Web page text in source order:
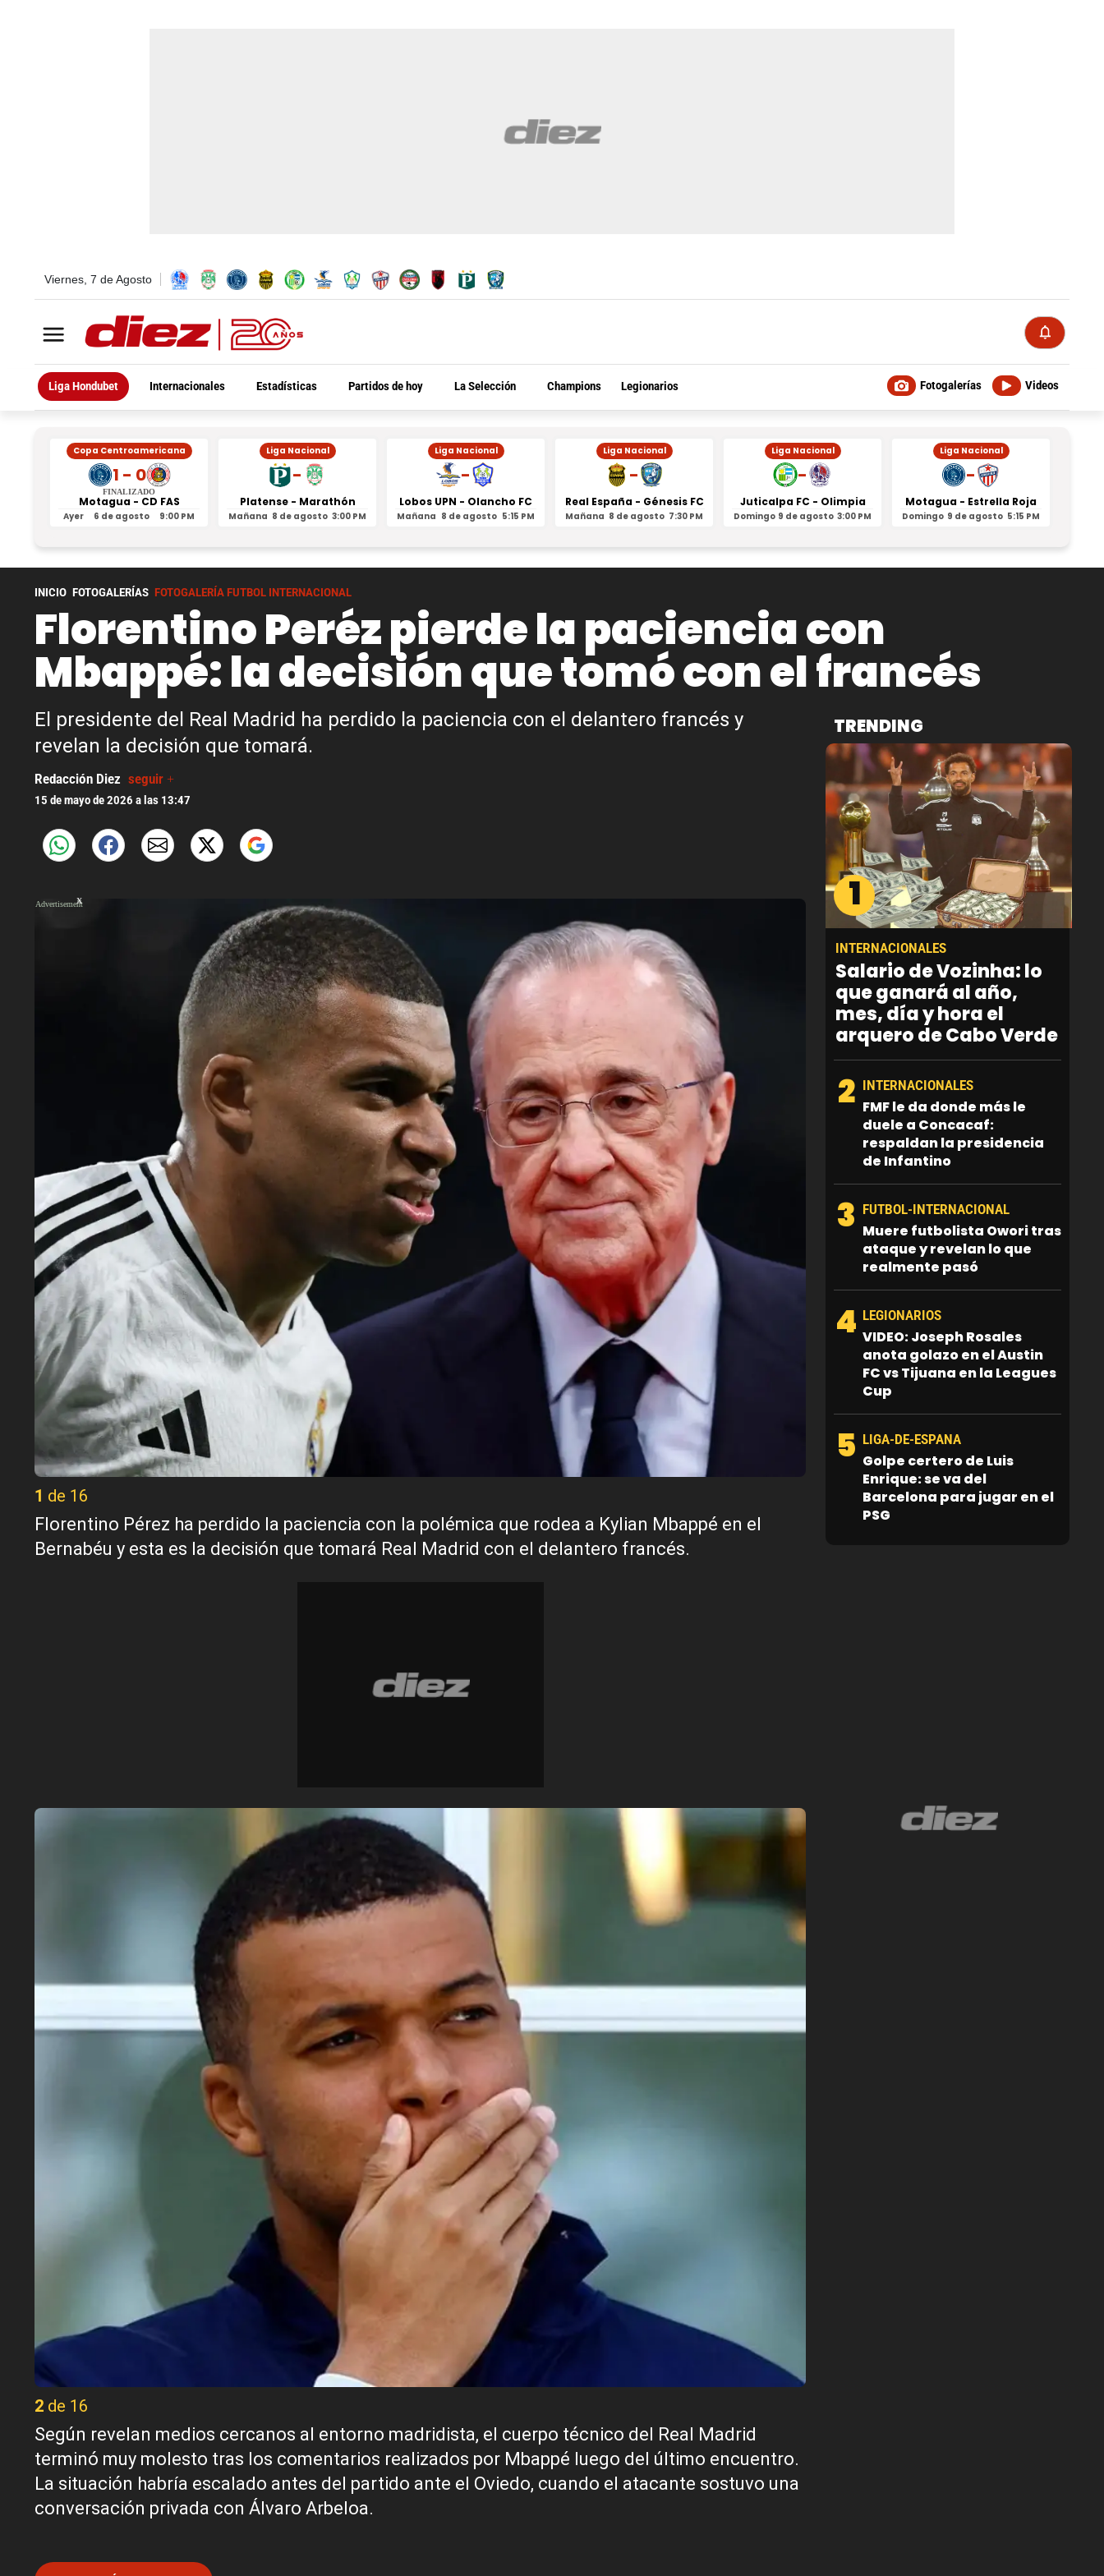
Viernes, 7 de Agosto
Liga Hondubet Internacionales Estadísticas Partidos de hoy La Selección Champions Legionarios Videos
Fotogalerías
Copa Centroamericana
1 - 0
FINALIZADO
Motagua - CD FAS
Ayer 6 de agosto 9:00 PM
Liga Nacional
-
Platense - Marathón
Mañana 8 de agosto 3:00 PM
Liga Nacional
-
Lobos UPN - Olancho FC
Mañana 8 de agosto 5:15 PM
Liga Nacional
-
Real España - Génesis FC
Mañana 8 de agosto 7:30 PM
Liga Nacional
-
Juticalpa FC - Olimpia
Domingo 9 de agosto 3:00 PM
Liga Nacional
-
Motagua - Estrella Roja
Domingo 9 de agosto 5:15 PM
INICIO FOTOGALERÍAS FOTOGALERÍA FUTBOL INTERNACIONAL
Florentino Peréz pierde la paciencia con
Mbappé: la decisión que tomó con el francés
El presidente del Real Madrid ha perdido la paciencia con el delantero francés y
revelan la decisión que tomará.
Redacción Diez seguir +
15 de mayo de 2026 a las 13:47
1 de 16
Florentino Pérez ha perdido la paciencia con la polémica que rodea a Kylian Mbappé en el
Bernabéu y esta es la decisión que tomará Real Madrid con el delantero francés.
2 de 16
Según revelan medios cercanos al entorno madridista, el cuerpo técnico del Real Madrid
terminó muy molesto tras los comentarios realizados por Mbappé luego del último encuentro.
La situación habría escalado antes del partido ante el Oviedo, cuando el atacante sostuvo una
conversación privada con Álvaro Arbeloa.
X
TRENDING
1
INTERNACIONALES
Salario de Vozinha: lo
que ganará al año,
mes, día y hora el
arquero de Cabo Verde
2 INTERNACIONALES
FMF le da donde más le
duele a Concacaf:
respaldan la presidencia
de Infantino
3 FUTBOL-INTERNACIONAL
Muere futbolista Owori tras
ataque y revelan lo que
realmente pasó
4 LEGIONARIOS
VIDEO: Joseph Rosales
anota golazo en el Austin
FC vs Tijuana en la Leagues
Cup
5 LIGA-DE-ESPANA
Golpe certero de Luis
Enrique: se va del
Barcelona para jugar en el
PSG